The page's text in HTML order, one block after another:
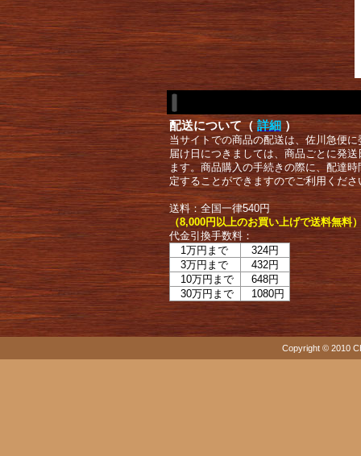
配送について（ 詳細 ）
当サイトでの商品の配送は、佐川急便
届け日につきましては、商品ごとに発
ます。商品購入の手続きの際に、配達
定することができますのでご利用くださ
送料：全国一律540円
（8,000円以上のお買い上げで送料無料
代金引換手数料：
1万円まで
324円
3万円まで
432円
10万円まで
648円
30万円まで
1080円
Copyright © 2010